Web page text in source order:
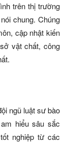
trên thị trường
chung. Chúng
cập nhật kiến
vật chất, công
ngũ luật sư bào
hiểu sâu sắc
nghiệp từ các